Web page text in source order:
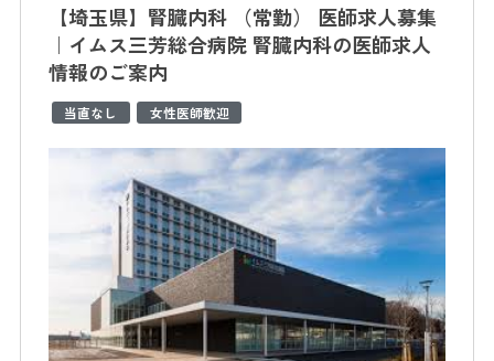
【埼玉県】腎臓内科 （常勤） 医師求人募集
｜イムス三芳総合病院 腎臓内科の医師求人
情報のご案内
当直なし 女性医師歓迎